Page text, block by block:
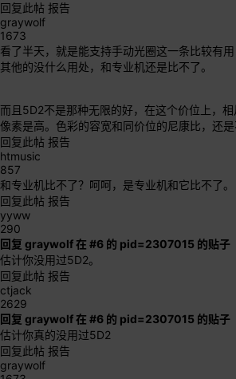
回复此帖 报告
graywolf
1673
看了半天，就是能支持手动光圈这一条比较有用
其他的没什么用处，和专业机还是比不了。
而且5D2不是那种无限的好，在这个价位上，
像素是高。色彩的容宽和同价位的尼康比，还是
回复此帖 报告
htmusic
857
和专业机比不了？呵呵，是专业机和它比不了。
回复此帖 报告
yyww
290
回复 graywolf 在 #6 的 pid=2307015 的贴子
估计你没用过5D2。
回复此帖 报告
ctjack
2629
回复 graywolf 在 #6 的 pid=2307015 的贴子
估计你真的没用过5D2
回复此帖 报告
graywolf